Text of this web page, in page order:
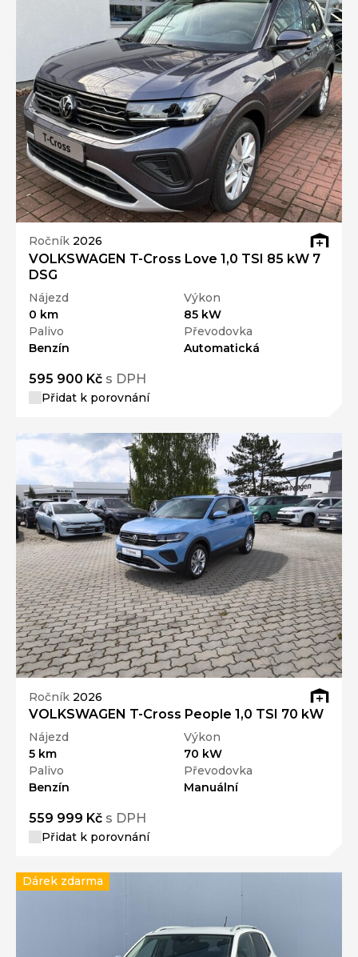
Ročník 2026
VOLKSWAGEN T-Cross Love 1,0 TSI 85 kW 7
DSG
Nájezd
0 km
Výkon
85 kW
Palivo
Benzín
Převodovka
Automatická
595 900 Kč s DPH
Přidat k porovnání
Ročník 2026
VOLKSWAGEN T-Cross People 1,0 TSI 70 kW
Nájezd
5 km
Výkon
70 kW
Palivo
Benzín
Převodovka
Manuální
559 999 Kč s DPH
Přidat k porovnání
Dárek zdarma